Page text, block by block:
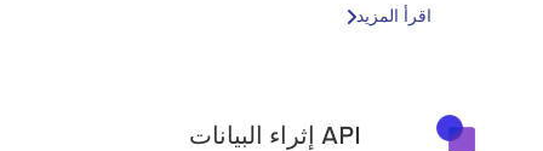
اقرأ المزيد
API إثراء البيانات